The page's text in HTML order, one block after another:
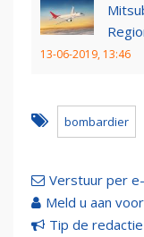
13-06-2019, 13:46
bombardier
Verstuur per
Meld u aan
Tip de redactie